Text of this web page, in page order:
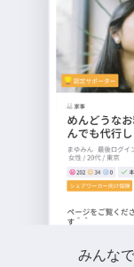
みんな